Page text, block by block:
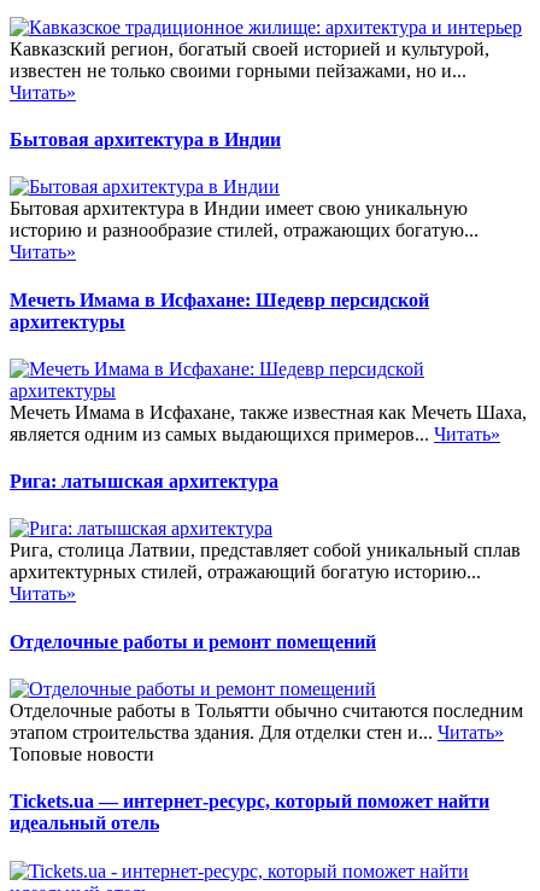
Кавказский регион, богатый своей историей и культурой,
известен не только своими горными пейзажами, но и...
Читать»
Бытовая архитектура в Индии
Бытовая архитектура в Индии имеет свою уникальную
историю и разнообразие стилей, отражающих богатую...
Читать»
Мечеть Имама в Исфахане: Шедевр персидской
архитектуры
Мечеть Имама в Исфахане, также известная как Мечеть Шаха,
является одним из самых выдающихся примеров... Читать»
Рига: латышская архитектура
Рига, столица Латвии, представляет собой уникальный сплав
архитектурных стилей, отражающий богатую историю...
Читать»
Отделочные работы и ремонт помещений
Отделочные работы в Тольятти обычно считаются последним
этапом строительства здания. Для отделки стен и... Читать»
Топовые новости
Tickets.ua — интернет-ресурс, который поможет найти
идеальный отель